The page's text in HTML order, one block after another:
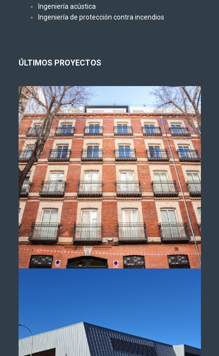
Ingeniería acústica
Ingeniería de protección contra incendios
ÚLTIMOS PROYECTOS